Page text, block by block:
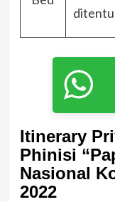
Itinerary
Phinisi
Nasional
2022